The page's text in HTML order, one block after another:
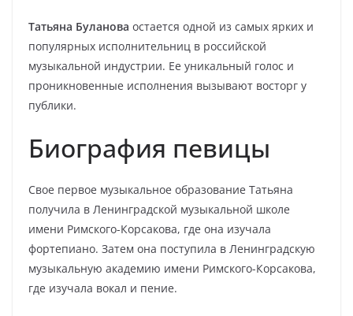
Татьяна Буланова остается одной из самых ярких и
популярных исполнительниц в российской
музыкальной индустрии. Ее уникальный голос и
проникновенные исполнения вызывают восторг у
публики.
Биография певицы
Свое первое музыкальное образование Татьяна
получила в Ленинградской музыкальной школе
имени Римского-Корсакова, где она изучала
фортепиано. Затем она поступила в Ленинградскую
музыкальную академию имени Римского-Корсакова,
где изучала вокал и пение.